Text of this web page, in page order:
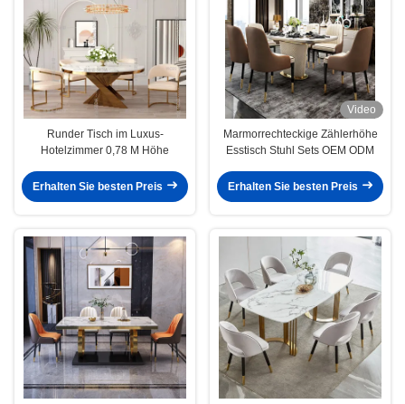
Runder Tisch im Luxus-
Hotelzimmer 0,78 M Höhe
Erhalten Sie besten Preis
Video
Marmorrechteckige Zählerhöhe
Esstisch Stuhl Sets OEM ODM
Erhalten Sie besten Preis